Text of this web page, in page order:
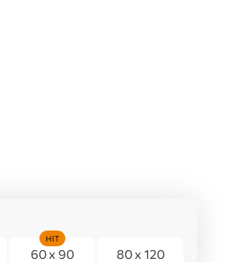
60 x 90
HIT
80 x 120